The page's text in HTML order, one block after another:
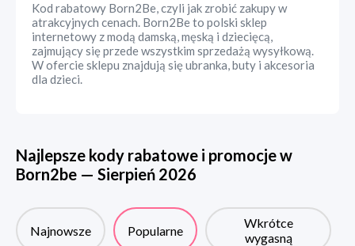
Kod rabatowy Born2Be, czyli jak zrobić zakupy w
atrakcyjnych cenach. Born2Be to polski sklep
internetowy z modą damską, męską i dziecięcą,
zajmujący się przede wszystkim sprzedażą wysyłkową.
W ofercie sklepu znajdują się ubranka, buty i akcesoria
dla dzieci.
Najlepsze kody rabatowe i promocje w
Born2be — Sierpień 2026
Najnowsze Popularne
Wkrótce
wygasną